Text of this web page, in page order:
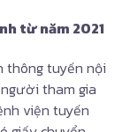
từ năm 2021
thông tuyến nội
tham gia
viện tuyến